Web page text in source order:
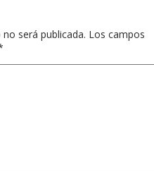
será publicada. Los campos